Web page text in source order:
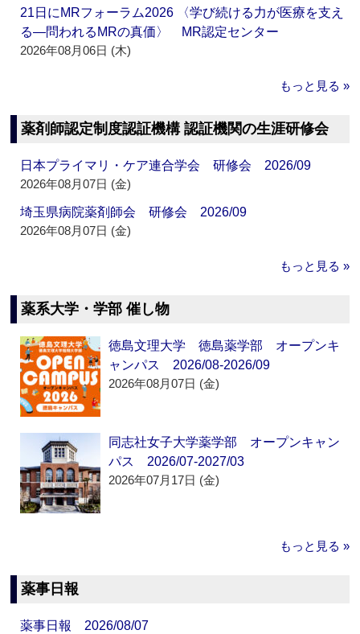
21日にMRフォーラム2026 〈学び続ける力が医療を支え
る―問われるMRの真価〉 MR認定センター
2026年08月06日 (木)
もっと見る »
薬剤師認定制度認証機構 認証機関の生涯研修会
日本プライマリ・ケア連合学会 研修会 2026/09
2026年08月07日 (金)
埼玉県病院薬剤師会 研修会 2026/09
2026年08月07日 (金)
もっと見る »
薬系大学・学部 催し物
徳島文理大学 徳島薬学部 オープンキ
ャンパス 2026/08-2026/09
2026年08月07日 (金)
同志社女子大学薬学部 オープンキャン
パス 2026/07-2027/03
2026年07月17日 (金)
もっと見る »
薬事日報
薬事日報 2026/08/07